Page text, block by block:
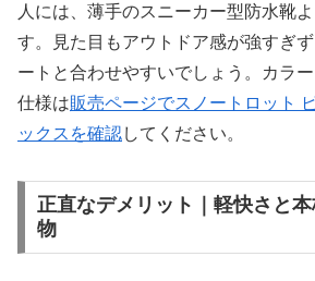
人には、薄手のスニーカー型防水靴
す。見た目もアウトドア感が強すぎ
ートと合わせやすいでしょう。カラ
仕様は販売ページでスノートロット
ックスを確認してください。
正直なデメリット｜軽快さと
物